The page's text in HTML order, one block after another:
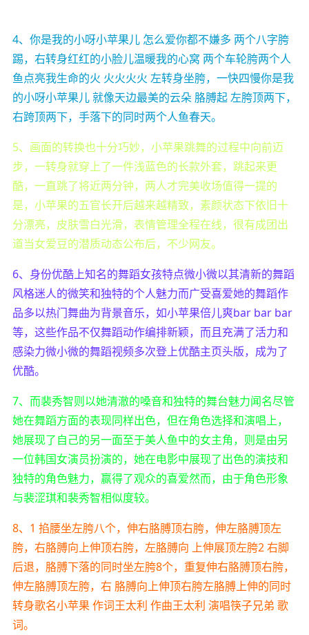
4、你是我的小呀小苹果儿 怎么爱你都不嫌多 两个八字胯
踢，右转身红红的小脸儿温暖我的心窝 两个车轮胯两个人
鱼点亮我生命的火 火火火火 左转身坐胯，一快四慢你是我
的小呀小苹果儿 就像天边最美的云朵 胳膊起 左胯顶两下，
右跨顶两下，手落下的同时两个人鱼春天。
5、画面的转换也十分巧妙，小苹果跳舞的过程中向前迈
步，一转身就穿上了一件浅蓝色的长款外套，跳起来更
酷，一直跳了将近两分钟，两人才完美收场值得一提的
是，小苹果的五官长开后越来越精致，素颜状态下依旧十
分漂亮，皮肤雪白光滑，表情管理全程在线，很有成团出
道当女爱豆的潜质动态公布后，不少网友。
6、身份优酷上知名的舞蹈女孩特点微小微以其清新的舞蹈
风格迷人的微笑和独特的个人魅力而广受喜爱她的舞蹈作
品多以热门舞曲为背景音乐，如小苹果倍儿爽bar bar bar
等，这些作品不仅舞蹈动作编排新颖，而且充满了活力和
感染力微小微的舞蹈视频多次登上优酷主页头版，成为了
优酷。
7、而裴秀智则以她清澈的嗓音和独特的舞台魅力闻名尽管
她在舞蹈方面的表现同样出色，但在角色选择和演唱上，
她展现了自己的另一面至于美人鱼中的女主角，则是由另
一位韩国女演员扮演的，她在电影中展现了出色的演技和
独特的角色魅力，赢得了观众的喜爱然而，由于角色形象
与裴涩琪和裴秀智相似度较。
8、1 掐腰坐左胯八个，伸右胳膊顶右胯，伸左胳膊顶左
胯，右胳膊向上伸顶右胯，左胳膊向 上伸展顶左胯2 右脚
后退，胳膊下落的同时坐左胯8个，重复伸右胳膊顶右胯，
伸左胳膊顶左胯，右 胳膊向上伸顶右胯左胳膊上伸的同时
转身歌名小苹果 作词王太利 作曲王太利 演唱筷子兄弟 歌
词。